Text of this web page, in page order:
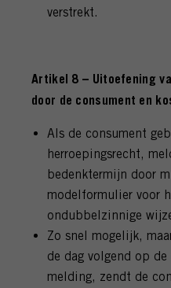
verstrekt.
Artikel 8 – Uitoefening
door de consument en
Als de consument
herroepingsrecht,
bedenktermijn door
modelformulier voor
ondubbelzinnige
Zo snel mogelijk,
de dag volgend op
melding, zendt de